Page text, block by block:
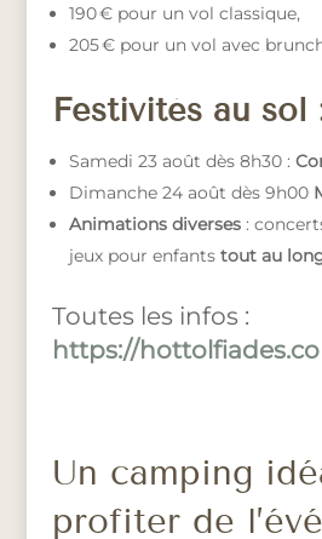
190 € pour un vol classique,
205 € pour un vol avec
Festivités au sol
Samedi 23 août dès 8h30 :
Dimanche 24 août dès 9h00
Animations diverses:
jeux pour enfants tout au
Toutes les infos :
https://
Un camping
profiter de